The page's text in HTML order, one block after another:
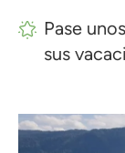
Pase
sus